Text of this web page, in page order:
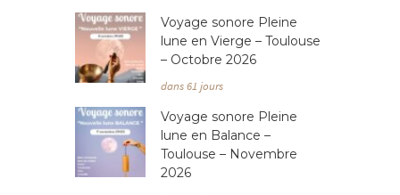
Voyage sonore Pleine
lune en Vierge – Toulouse
– Octobre 2026
dans 61 jours
Voyage sonore Pleine
lune en Balance –
Toulouse – Novembre
2026